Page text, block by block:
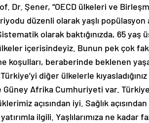
Dr. Şener, “OECD ülkeleri ve
düzenli olarak yaşlı popülasyon
olarak baktığınızda, 65 yaş
içerisindeyiz. Bunun pek çok
koşulları, beraberinde beklenen
diğer ülkelerle
Afrika Cumhuriyeti var.
açısından iyi. Sağlık
ilgili. Yaşlılarımıza ne kadar